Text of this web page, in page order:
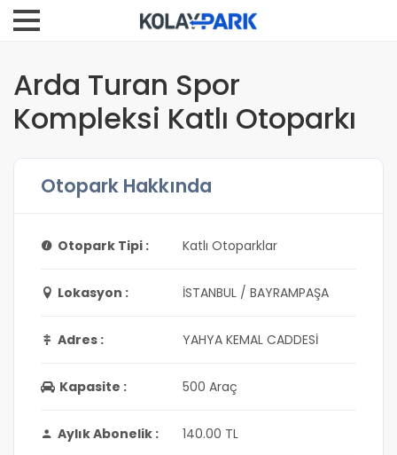
Arda Turan Spor
Kompleksi Katlı Otoparkı
Otopark Hakkında
Otopark Tipi : Katlı Otoparklar
Lokasyon : İSTANBUL / BAYRAMPAŞA
Adres : YAHYA KEMAL CADDESİ
Kapasite : 500 Araç
Aylık Abonelik : 140.00 TL